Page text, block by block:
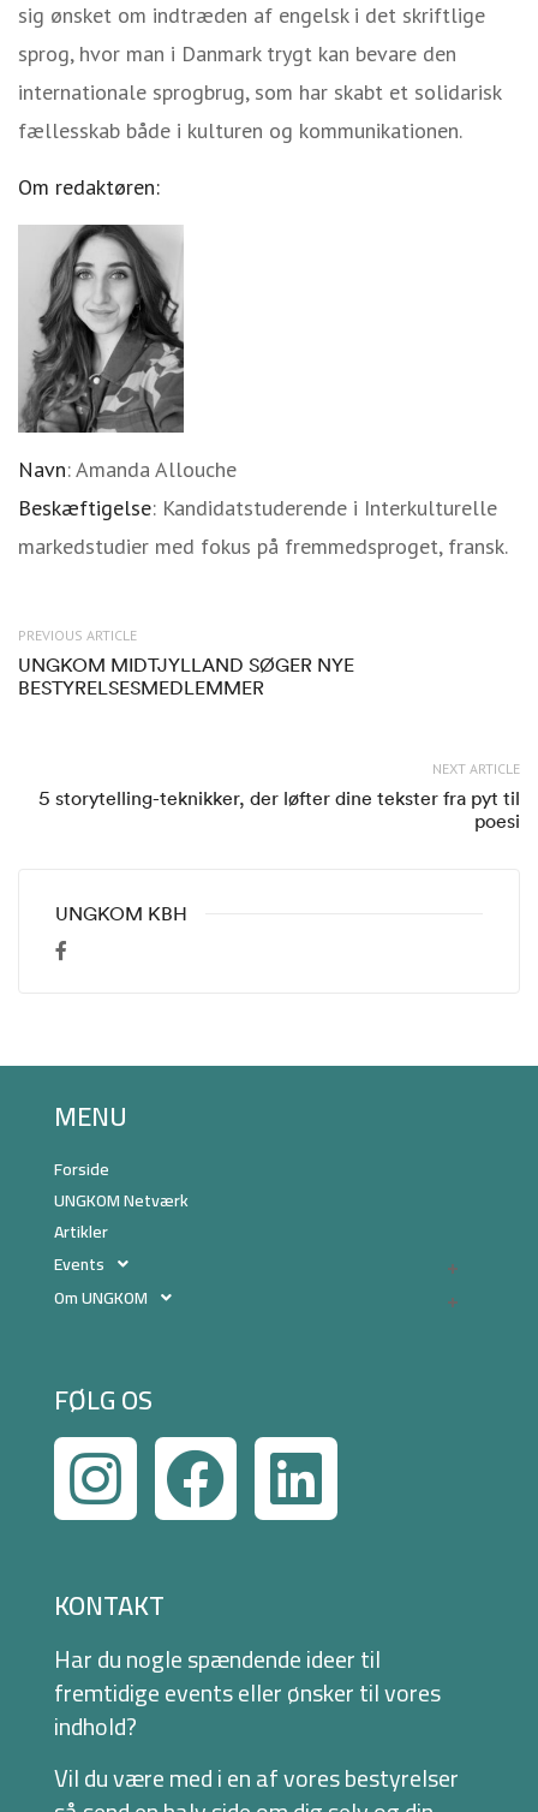
sig ønsket om indtræden af engelsk i det skriftlige
sprog, hvor man i Danmark trygt kan bevare den
internationale sprogbrug, som har skabt et solidarisk
fællesskab både i kulturen og kommunikationen.
Om redaktøren:
Navn: Amanda Allouche
Beskæftigelse: Kandidatstuderende i Interkulturelle
markedstudier med fokus på fremmedsproget, fransk.
PREVIOUS ARTICLE
UNGKOM MIDTJYLLAND SØGER NYE
BESTYRELSESMEDLEMMER
NEXT ARTICLE
5 storytelling-teknikker, der løfter dine tekster fra pyt til
poesi
UNGKOM KBH
MENU
Forside
UNGKOM Netværk
Artikler
Events
Om UNGKOM
FØLG OS
KONTAKT
Har du nogle spændende ideer til
fremtidige events eller ønsker til vores
indhold?
Vil du være med i en af vores bestyrelser